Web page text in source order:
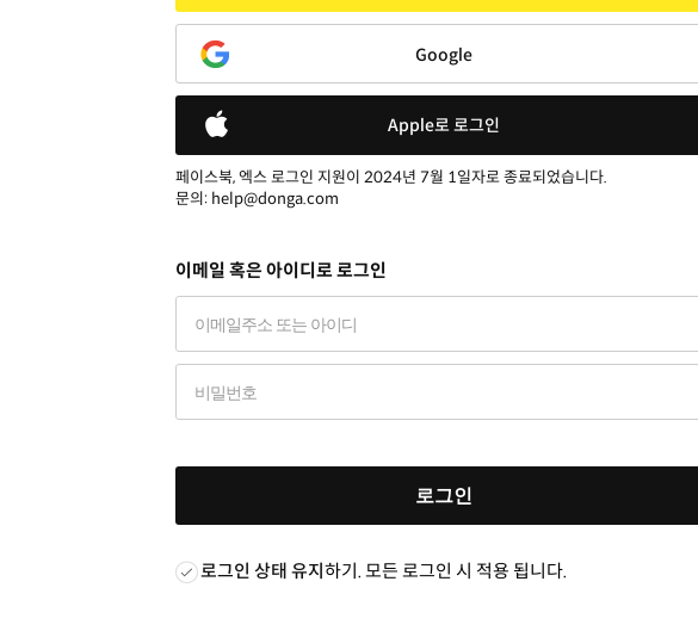
Google
Apple로 로그인
페이스북, 엑스 로그인 지원이 2024년 7월 1일자로 종료되었습니다.
문의: help@donga.com
이메일 혹은 아이디로 로그인
로그인
로그인 상태 유지하기. 모든 로그인 시 적용 됩니다.